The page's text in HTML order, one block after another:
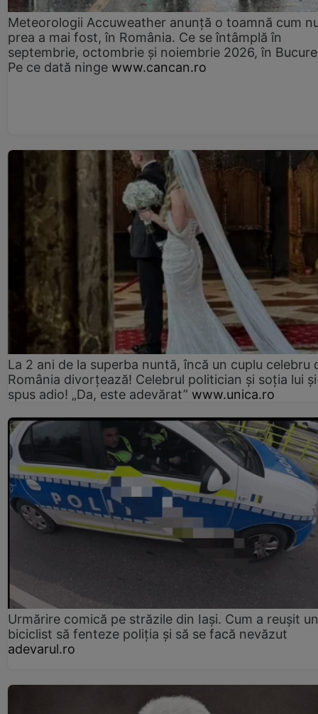
Meteorologii Accuweather anunță o toamnă cum
prea a mai fost, în România. Ce se întâmplă în
septembrie, octombrie și noiembrie 2026, în
Pe ce dată ninge www.cancan.ro
La 2 ani de la superba nuntă, încă un cuplu celebru
România divorțează! Celebrul politician și soția lui
spus adio! „Da, este adevărat” www.unica.ro
Urmărire comică pe străzile din Iași. Cum a reușit un
biciclist să fenteze poliția și să se facă nevăzut
adevarul.ro